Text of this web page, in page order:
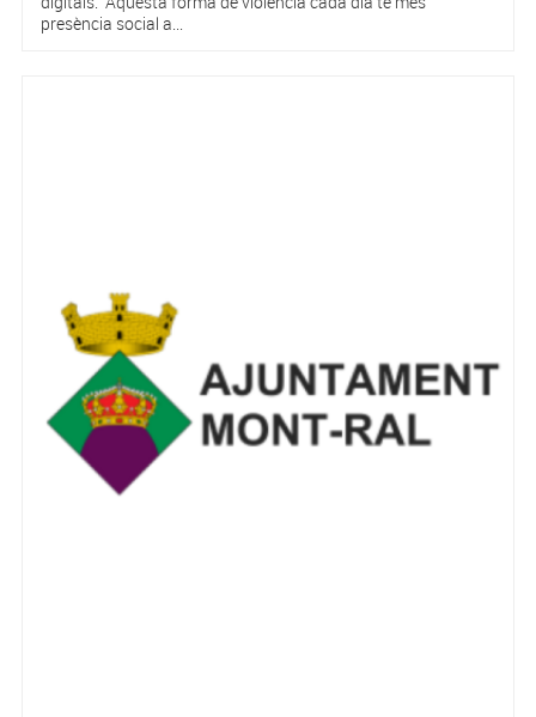
presència social a...